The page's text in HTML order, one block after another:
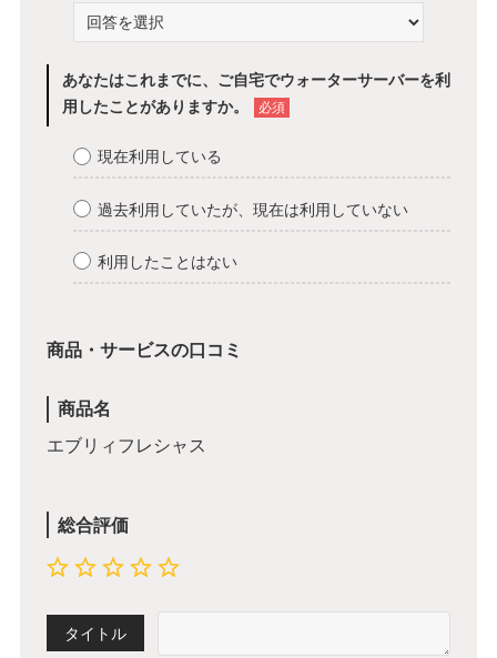
あなたはこれまでに、ご自宅でウォーターサーバーを利
用したことがありますか。
必須
現在利用している
過去利用していたが、現在は利用していない
利用したことはない
商品・サービスの口コミ
商品名
エブリィフレシャス
総合評価
タイトル